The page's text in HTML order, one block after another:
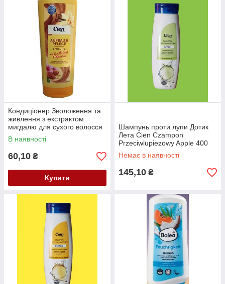
Кондиціонер Зволоження та
живлення з екстрактом
мигдалю для сухого волосся
Cien Aufbau&Pflege Spulung
300 мл
В наявності
60,10 ₴
Купити
Шампунь проти лупи Дотик
Лета Cien Czampon
Przeciwlupiezowy Apple 400
мл.
Немає в наявності
145,10 ₴